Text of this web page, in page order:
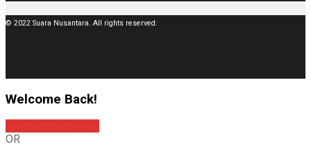
© 2022 Suara Nusantara. All rights reserved.
Welcome Back!
OR